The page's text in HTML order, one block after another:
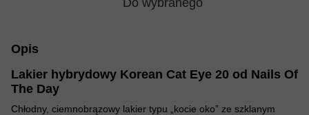
Opis
Lakier hybrydowy Korean Cat Eye 20 od Nails Of
The Day
Chłodny, ciemnobrązowy lakier typu „kocie oko” ze szklanym